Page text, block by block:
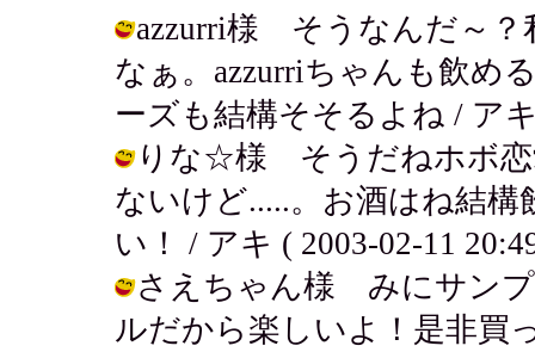
azzurri様 そうなんだ～？
なぁ。azzurriちゃんも飲め
ーズも結構そそるよね / ア
りな☆様 そうだねホボ恋
ないけど.....。お酒はね結
い！ / アキ ( 2003-02-11
さえちゃん様 みにサン
ルだから楽しいよ！是非買